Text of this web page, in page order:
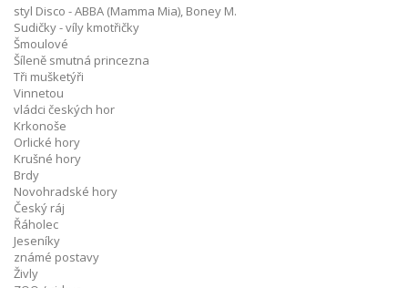
styl Disco - ABBA (Mamma Mia), Boney M.
Sudičky - víly kmotřičky
Šmoulové
Šíleně smutná princezna
Tři mušketýři
Vinnetou
vládci českých hor
Krkonoše
Orlické hory
Krušné hory
Brdy
Novohradské hory
Český ráj
Řáholec
Jeseníky
známé postavy
Živly